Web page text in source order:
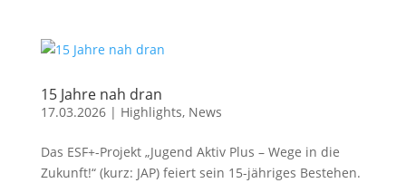
15 Jahre nah dran
17.03.2026| Highlights, News
Das ESF+-Projekt „Jugend Aktiv Plus – Wege in die
Zukunft!“ (kurz: JAP) feiert sein 15-jähriges Bestehen.